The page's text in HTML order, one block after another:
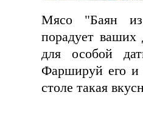
Мясо "Баян из
порадует
для особой
Фаршируй его и
столе такая